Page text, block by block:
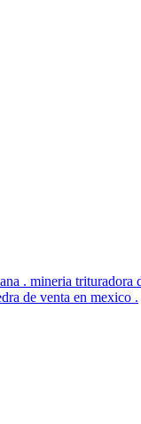
. mineria
de venta en mexico .